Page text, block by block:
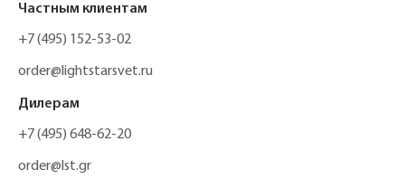
Частным клиентам
+7 (495) 152-53-02
order@lightstarsvet.ru
Дилерам
+7 (495) 648-62-20
order@lst.gr